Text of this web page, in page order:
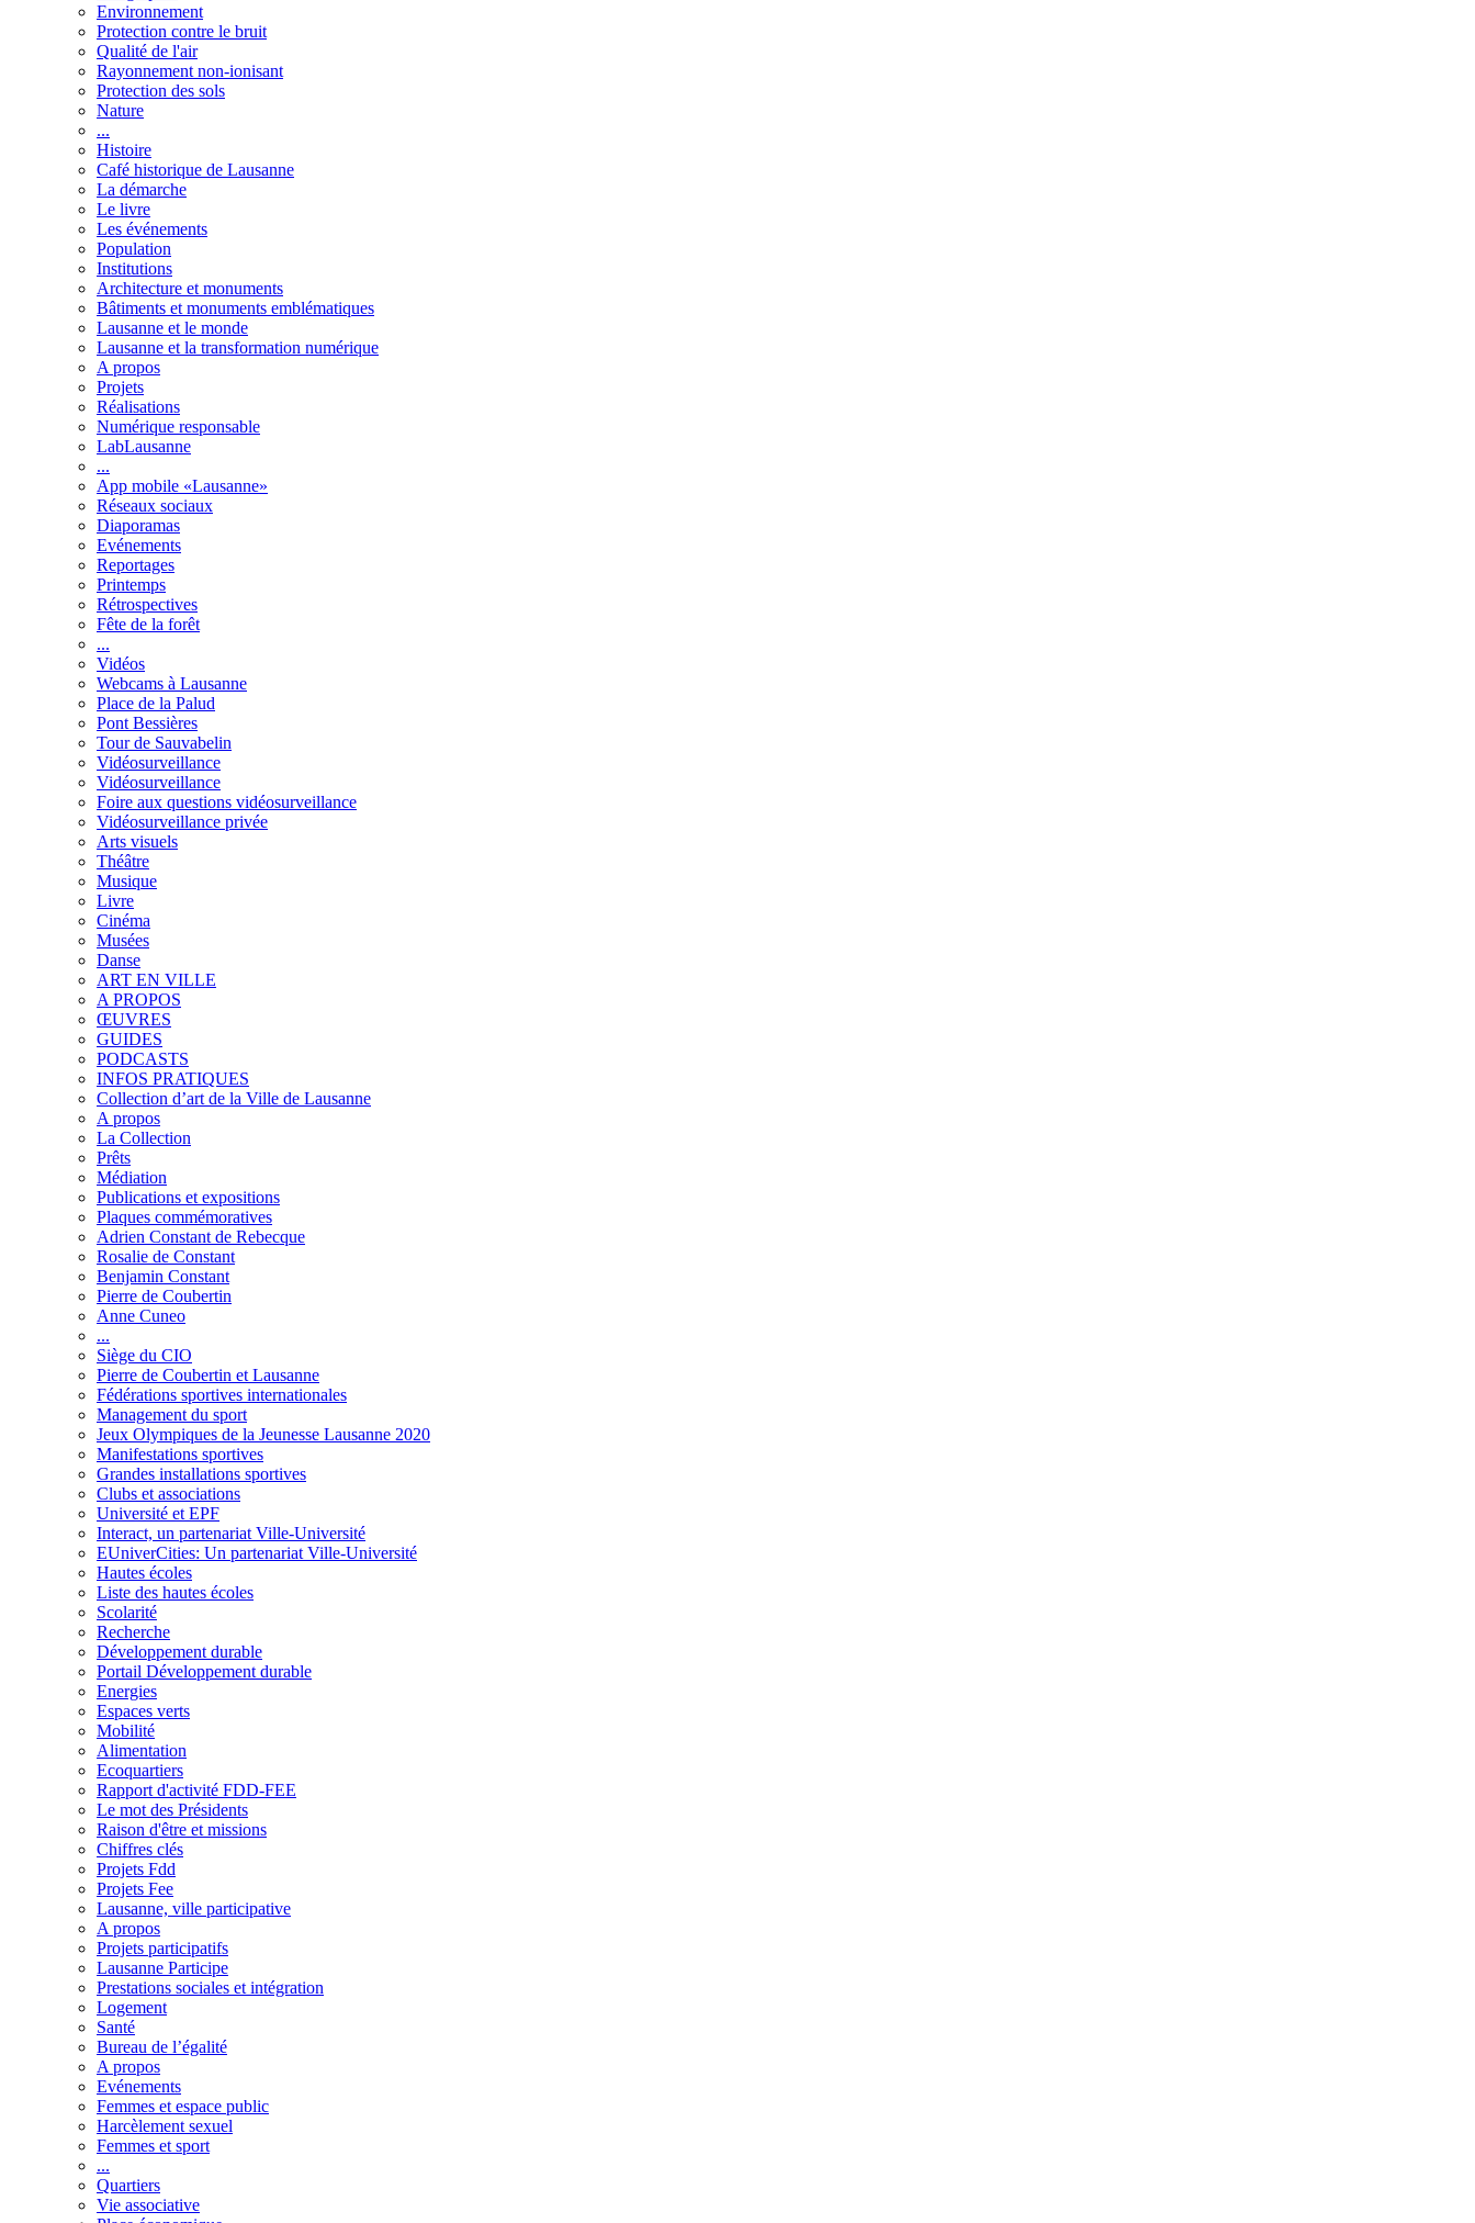
Environnement
Protection contre le bruit
Qualité de l'air
Rayonnement non-ionisant
Protection des sols
Nature
...
Histoire
Café historique de Lausanne
La démarche
Le livre
Les événements
Population
Institutions
Architecture et monuments
Bâtiments et monuments emblématiques
Lausanne et le monde
Lausanne et la transformation numérique
A propos
Projets
Réalisations
Numérique responsable
LabLausanne
...
App mobile «Lausanne»
Réseaux sociaux
Diaporamas
Evénements
Reportages
Printemps
Rétrospectives
Fête de la forêt
...
Vidéos
Webcams à Lausanne
Place de la Palud
Pont Bessières
Tour de Sauvabelin
Vidéosurveillance
Vidéosurveillance
Foire aux questions vidéosurveillance
Vidéosurveillance privée
Arts visuels
Théâtre
Musique
Livre
Cinéma
Musées
Danse
ART EN VILLE
A PROPOS
ŒUVRES
GUIDES
PODCASTS
INFOS PRATIQUES
Collection d’art de la Ville de Lausanne
A propos
La Collection
Prêts
Médiation
Publications et expositions
Plaques commémoratives
Adrien Constant de Rebecque
Rosalie de Constant
Benjamin Constant
Pierre de Coubertin
Anne Cuneo
...
Siège du CIO
Pierre de Coubertin et Lausanne
Fédérations sportives internationales
Management du sport
Jeux Olympiques de la Jeunesse Lausanne 2020
Manifestations sportives
Grandes installations sportives
Clubs et associations
Université et EPF
Interact, un partenariat Ville-Université
EUniverCities: Un partenariat Ville-Université
Hautes écoles
Liste des hautes écoles
Scolarité
Recherche
Développement durable
Portail Développement durable
Energies
Espaces verts
Mobilité
Alimentation
Ecoquartiers
Rapport d'activité FDD-FEE
Le mot des Présidents
Raison d'être et missions
Chiffres clés
Projets Fdd
Projets Fee
Lausanne, ville participative
A propos
Projets participatifs
Lausanne Participe
Prestations sociales et intégration
Logement
Santé
Bureau de l’égalité
A propos
Evénements
Femmes et espace public
Harcèlement sexuel
Femmes et sport
...
Quartiers
Vie associative